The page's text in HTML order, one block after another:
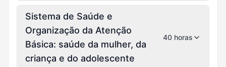
Sistema de Saúde e
Organização da Atenção
Básica: saúde da mulher, da
criança e do adolescente
40 horas